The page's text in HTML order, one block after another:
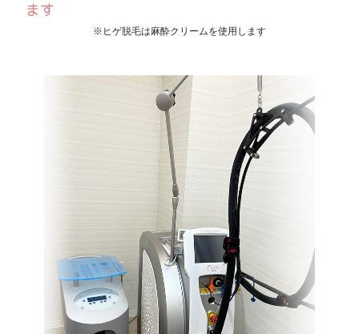
ます
※ヒゲ脱毛は麻酔クリームを使用します